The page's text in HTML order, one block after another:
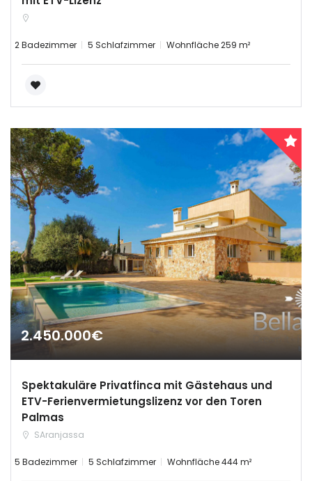
2 Badezimmer 5 Schlafzimmer Wohnfläche 259 m²
2.450.000€
Spektakuläre Privatfinca mit Gästehaus und
ETV-Ferienvermietungslizenz vor den Toren
Palmas
SAranjassa
5 Badezimmer 5 Schlafzimmer Wohnfläche 444 m²
Sign In